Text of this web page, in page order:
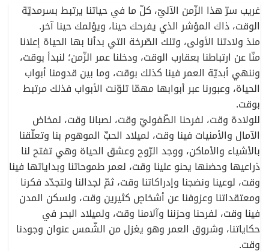
غريب سرّ هذا الزّمن الآليّ، كلّ ما في حياتنا يرتبط بسرمديّة
الوقت، ذاك المؤشر الذي يفرحك حينا، ويؤلمك حينا آخر.
منذ ولادتنا الأولى، وتلك الصّرخة التي بدأنا بها الحياة إعلانا
منّا عن ارتباطنا بعقارب الوقت، ودخلنا عمر الزّمن؛ لنبدأ بوقت،
وننهي أبديّة العمر فينا كذلك بوقت، وما بين قدومنا أبواب
الحياة، وعبورنا عبر أبوابها مهمّا تلوّنت الأبواب فذلك مرتبط
بوقت.
للولادة وقت، لفرحنا الطّفوليّ وقت، لصبانا وقت، لمخاض
الآمال والأمنيات فينا وقت، لميلاد الحبِّ الموهوم بنا وتعلّقنا
بالأشياء والأماكن، ووجد الرّوح وعشق الحياة وهي تفتح لنا
ذراعيها وحضنها يحنو علينا وقت، لعمر طموحاتنا وبداياتها فينا
وقت، لوعينا ونضجنا وإدراكاتنا وقت، ثمّ لجدالنا ولتجدّد فكرنا
ومعتقداتنا وعزوفنا عن أشخاصٍ كثيرين وقت، ولسكن المدن
فينا وقت، لفرحنا وحزننا وآلامنا وقت، ولميلاد البحر في
حكاياتنا، وشروق العمر وهو يغزل من الشّمس عنوان وجودنا
وقت.